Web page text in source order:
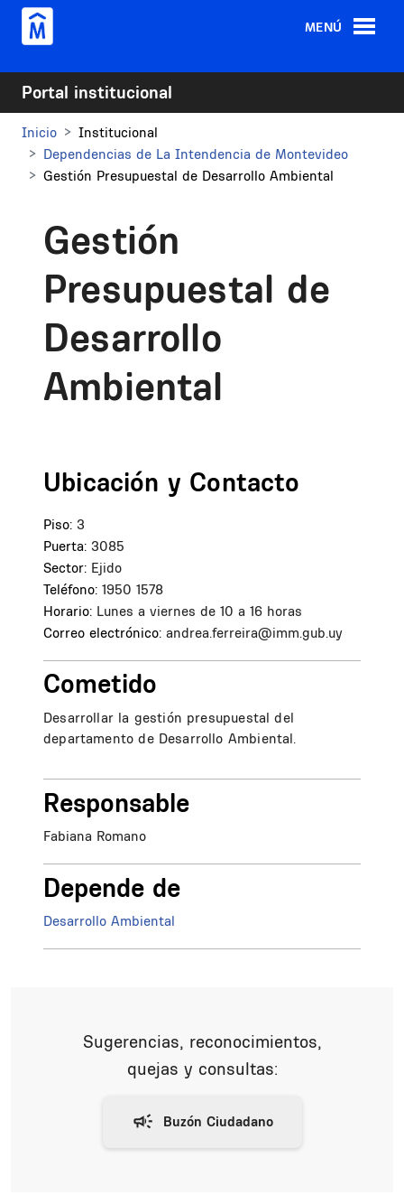
Pasar al contenido principal
MENÚ
Portal institucional
Inicio
Institucional
Dependencias de La Intendencia de Montevideo
Gestión Presupuestal de Desarrollo Ambiental
Gestión
Presupuestal de
Desarrollo
Ambiental
Ubicación y Contacto
Piso: 3
Puerta: 3085
Sector: Ejido
Teléfono: 1950 1578
Horario: Lunes a viernes de 10 a 16 horas
Correo electrónico: andrea.ferreira@imm.gub.uy
Cometido
Desarrollar la gestión presupuestal del
departamento de Desarrollo Ambiental.
Responsable
Fabiana Romano
Depende de
Desarrollo Ambiental
Sugerencias, reconocimientos,
quejas y consultas: